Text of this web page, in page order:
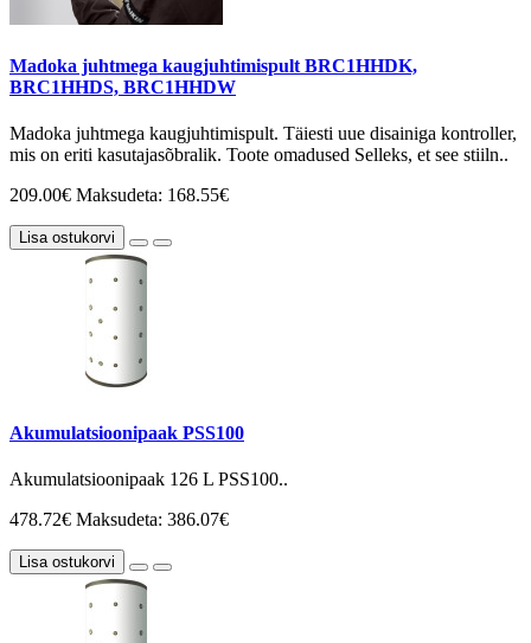
Madoka juhtmega kaugjuhtimispult BRC1HHDK,
BRC1HHDS, BRC1HHDW
Madoka juhtmega kaugjuhtimispult. Täiesti uue disainiga kontroller,
mis on eriti kasutajasõbralik. Toote omadused Selleks, et see stiiln..
209.00€ Maksudeta: 168.55€
Lisa ostukorvi
Akumulatsioonipaak PSS100
Akumulatsioonipaak 126 L PSS100..
478.72€ Maksudeta: 386.07€
Lisa ostukorvi